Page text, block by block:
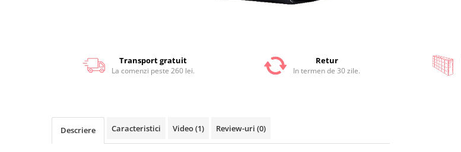
Transport gratuit
La comenzi peste 260 lei.
Retur
In termen de 30 zile.
Descriere Caracteristici Video(1) Review-uri (0)